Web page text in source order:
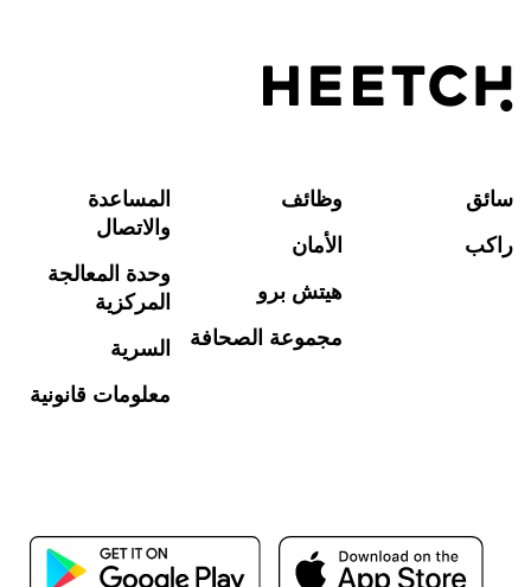
سائق
راكب
وظائف
الأمان
هيتش برو
مجموعة الصحافة
المساعدة
والاتصال
وحدة المعالجة
المركزية
السرية
معلومات قانونية